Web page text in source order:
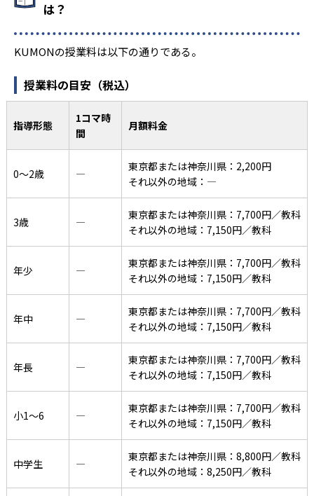
は？
KUMONの授業料は以下の通りである。
授業料の目安（税込）
指導形態
1コマ時
間
月額料金
0〜2歳 ―
東京都または神奈川県：2,200円
それ以外の地域：―
3歳 ―
東京都または神奈川県：7,700円／教科
それ以外の地域：7,150円／教科
年少 ―
東京都または神奈川県：7,700円／教科
それ以外の地域：7,150円／教科
年中 ―
東京都または神奈川県：7,700円／教科
それ以外の地域：7,150円／教科
年長 ―
東京都または神奈川県：7,700円／教科
それ以外の地域：7,150円／教科
小1〜6 ―
東京都または神奈川県：7,700円／教科
それ以外の地域：7,150円／教科
中学生 ―
東京都または神奈川県：8,800円／教科
それ以外の地域：8,250円／教科